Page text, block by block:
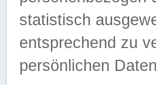
statistisch
entsprechend zu
persönlichen